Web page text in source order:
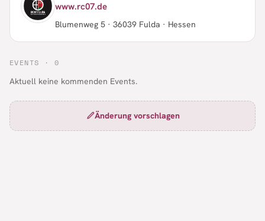
www.rc07.de
Blumenweg 5 · 36039 Fulda · Hessen
EVENTS · 0
Aktuell keine kommenden Events.
Änderung vorschlagen